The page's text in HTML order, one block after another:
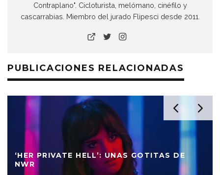
Contraplano". Cicloturista, melómano, cinéfilo y
cascarrabias. Miembro del jurado Flipesci desde 2011.
PUBLICACIONES RELACIONADAS
‘HER PRIVATE HELL’: UNAS GOTITAS DE
NWR